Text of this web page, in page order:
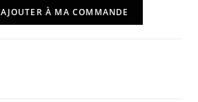
AJOUTER À MA COMMANDE